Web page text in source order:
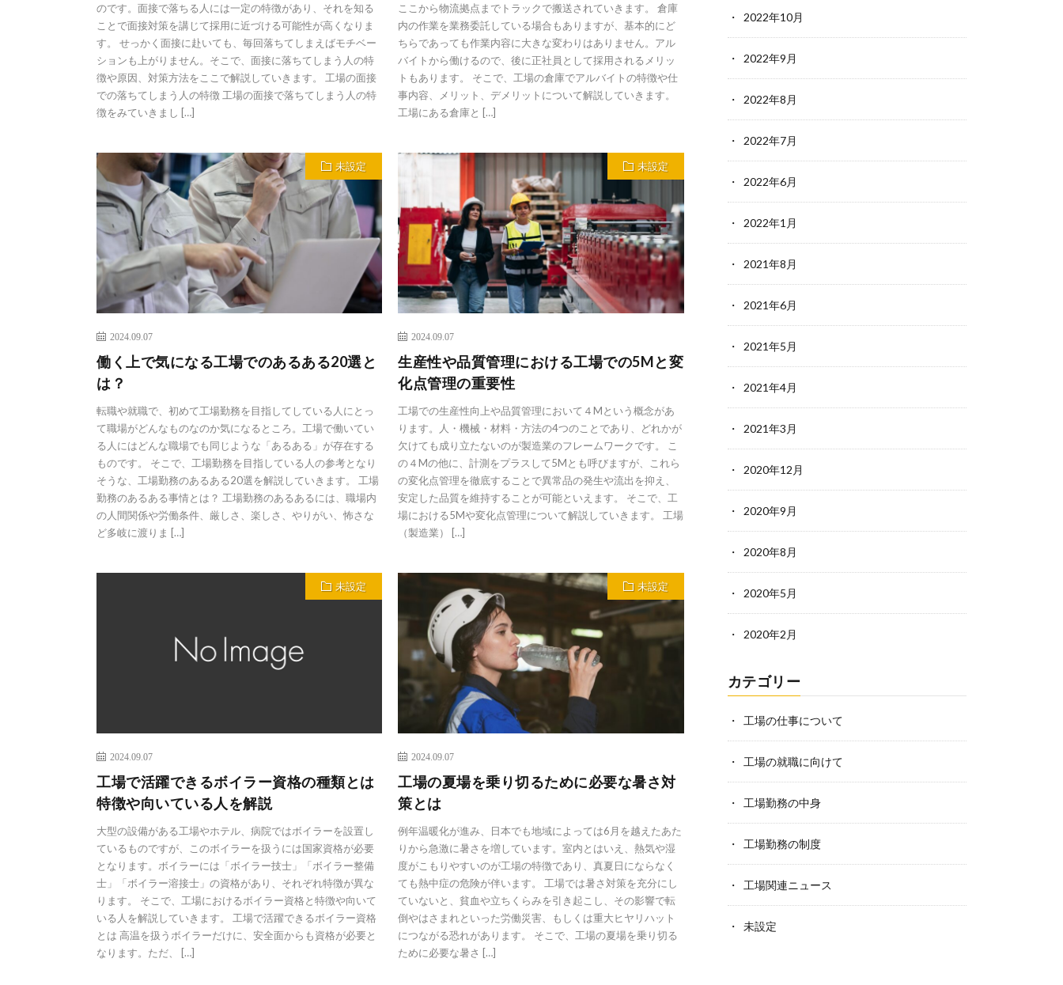
のです。面接で落ちる人には一定の特徴があり、それを知る
ことで面接対策を講じて採用に近づける可能性が高くなりま
す。 せっかく面接に赴いても、毎回落ちてしまえばモチベー
ションも上がりません。そこで、面接に落ちてしまう人の特
徴や原因、対策方法をここで解説していきます。 工場の面接
での落ちてしまう人の特徴 工場の面接で落ちてしまう人の特
徴をみていきまし […]
ここから物流拠点までトラックで搬送されていきます。 倉庫
内の作業を業務委託している場合もありますが、基本的にど
ちらであっても作業内容に大きな変わりはありません。アル
バイトから働けるので、後に正社員として採用されるメリッ
トもあります。 そこで、工場の倉庫でアルバイトの特徴や仕
事内容、メリット、デメリットについて解説していきます。
工場にある倉庫と […]
未設定
2024.09.07
働く上で気になる工場でのあるある20選と
は？
転職や就職で、初めて工場勤務を目指してしている人にとっ
て職場がどんなものなのか気になるところ。工場で働いてい
る人にはどんな職場でも同じような「あるある」が存在する
ものです。 そこで、工場勤務を目指している人の参考となり
そうな、工場勤務のあるある20選を解説していきます。 工場
勤務のあるある事情とは？ 工場勤務のあるあるには、職場内
の人間関係や労働条件、厳しさ、楽しさ、やりがい、怖さな
ど多岐に渡りま […]
未設定
2024.09.07
生産性や品質管理における工場での5Mと変
化点管理の重要性
工場での生産性向上や品質管理において４Mという概念があ
ります。人・機械・材料・方法の4つのことであり、どれかが
欠けても成り立たないのが製造業のフレームワークです。 こ
の４Mの他に、計測をプラスして5Mとも呼びますが、これら
の変化点管理を徹底することで異常品の発生や流出を抑え、
安定した品質を維持することが可能といえます。 そこで、工
場における5Mや変化点管理について解説していきます。 工場
（製造業） […]
未設定
2024.09.07
工場で活躍できるボイラー資格の種類とは
特徴や向いている人を解説
大型の設備がある工場やホテル、病院ではボイラーを設置し
ているものですが、このボイラーを扱うには国家資格が必要
となります。ボイラーには「ボイラー技士」「ボイラー整備
士」「ボイラー溶接士」の資格があり、それぞれ特徴が異な
ります。 そこで、工場におけるボイラー資格と特徴や向いて
いる人を解説していきます。 工場で活躍できるボイラー資格
とは 高温を扱うボイラーだけに、安全面からも資格が必要と
なります。ただ、 […]
未設定
2024.09.07
工場の夏場を乗り切るために必要な暑さ対
策とは
例年温暖化が進み、日本でも地域によっては6月を越えたあた
りから急激に暑さを増しています。室内とはいえ、熱気や湿
度がこもりやすいのが工場の特徴であり、真夏日にならなく
ても熱中症の危険が伴います。 工場では暑さ対策を充分にし
ていないと、貧血や立ちくらみを引き起こし、その影響で転
倒やはさまれといった労働災害、もしくは重大ヒヤリハット
につながる恐れがあります。 そこで、工場の夏場を乗り切る
ために必要な暑さ […]
2022年10月
2022年9月
2022年8月
2022年7月
2022年6月
2022年1月
2021年8月
2021年6月
2021年5月
2021年4月
2021年3月
2020年12月
2020年9月
2020年8月
2020年5月
2020年2月
カテゴリー
工場の仕事について
工場の就職に向けて
工場勤務の中身
工場勤務の制度
工場関連ニュース
未設定